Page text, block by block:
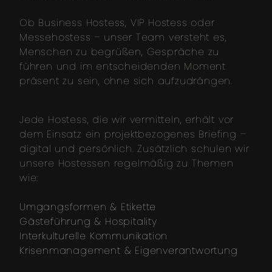
Ob Business Hostess, VIP Hostess oder
Messehostess – unser Team versteht es,
Menschen zu begrüßen, Gespräche zu
führen und im entscheidenden Moment
präsent zu sein, ohne sich aufzudrängen.
Jede Hostess, die wir vermitteln, erhält vor
dem Einsatz ein projektbezogenes Briefing –
digital und persönlich. Zusätzlich schulen wir
unsere Hostessen regelmäßig zu Themen
wie:
Umgangsformen & Etikette
Gästeführung & Hospitality
Interkulturelle Kommunikation
Krisenmanagement & Eigenverantwortung